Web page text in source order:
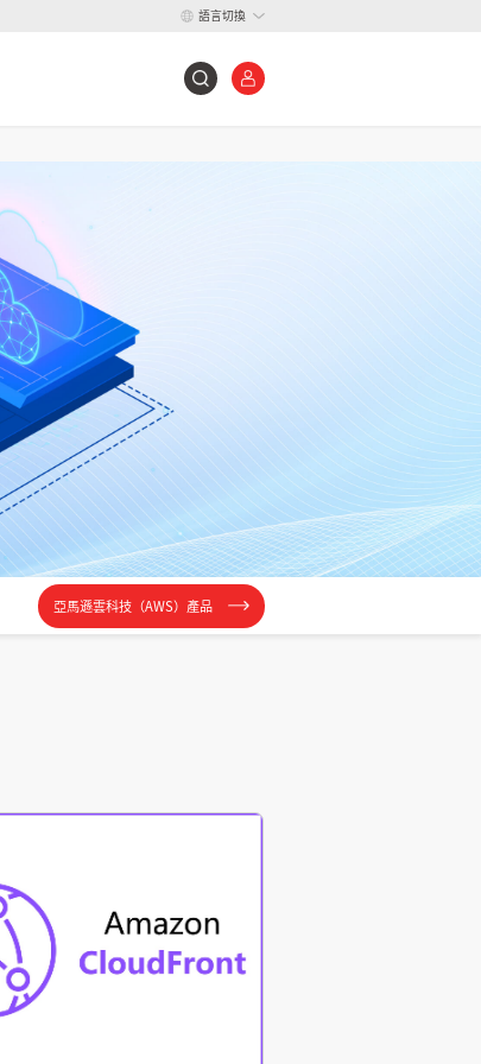
語言切換
亞馬遜雲科技（AWS）產品